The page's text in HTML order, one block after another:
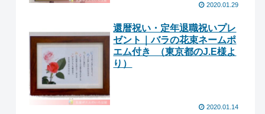
2020.01.29
還暦祝い・定年退職祝いプレ
ゼント｜バラの花束ネームポ
エム付き （東京都のJ.E様よ
り ）
2020.01.14